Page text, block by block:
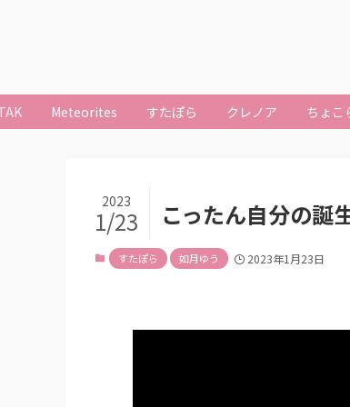
Meteorites すたぽら クレノア ちょこ
こったん自分の誕
2023
1/23
すたぽら 如月ゆう 2023年1月23日